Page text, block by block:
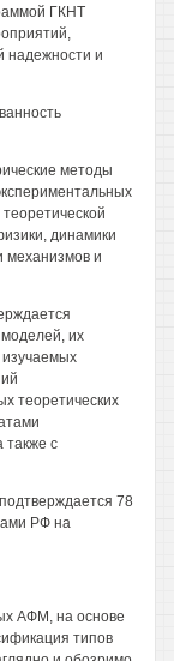
ГКНТ
надежности и
методы
динамики
механизмов и
их
изучаемых
теоретических
с
78
РФ на
АФМ, на основе
типов